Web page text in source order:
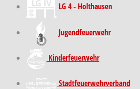
LG 4 - Holthausen
Jugendfeuerwehr
Kinder­feuer­wehr
Stadt­feuer­wehr­verband